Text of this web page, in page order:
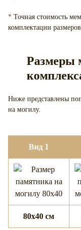
* Точная стоимость
комплектации
Размеры
Ниже представлены
на могилу.
Вид 1
80x40 см